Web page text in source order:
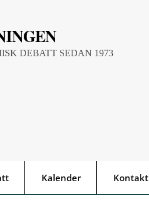
DEBATT SEDAN 1973
Kalender Kontakt